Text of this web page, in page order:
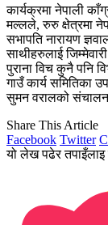
कार्यक्रमा नेपाली
मल्लले, रुरु क्षेत्रमा
सभापति नारायण
साथीहरुलाई
पुराना विच कुनै पनि
गाउँ कार्य समितिका
सुमन वरालको
Share This Article
Facebook Twitter
यो लेख पढेर तपाइँलाइ